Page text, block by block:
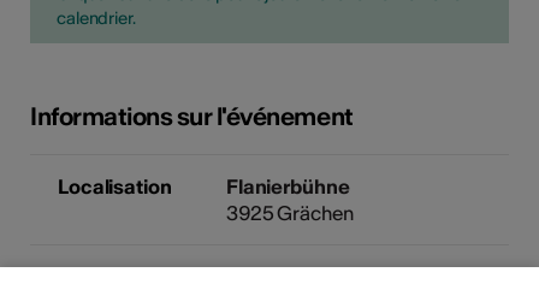
calendrier.
Informations sur l'événement
Localisation
Flanierbühne
3925 Grächen